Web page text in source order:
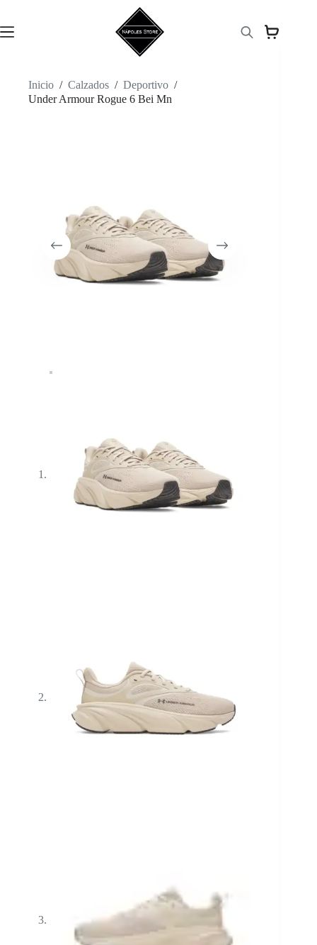
contenido
Inicio / Calzados / Deportivo /
Under Armour Rogue 6 Bei Mn